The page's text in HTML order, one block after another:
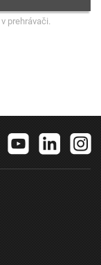
v prehrávači.